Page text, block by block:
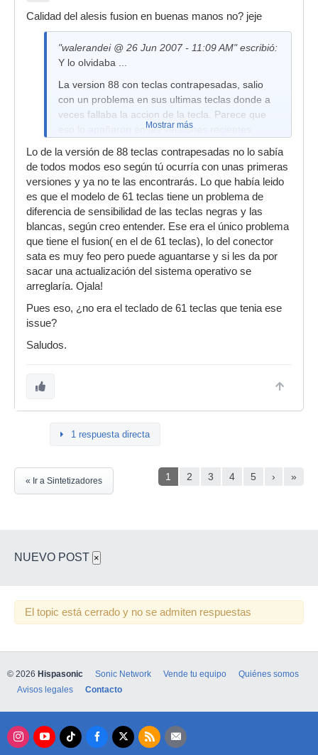
Calidad del alesis fusion en buenas manos no? jeje
"walerandei @ 26 Jun 2007 - 11:09 AM" escribió:
Y lo olvidaba ...
La version 88 con teclas contrapesadas, salio
con un problema en sus ultimas teclas donde a
veces fallaba la accion de la tecla. Parece que
eso lo apañaron en las versiones recientes.
El teclado de la version 61 salio muy bueno, ya
que lo fabrica la gente de FATAR.
Saludos walerianos!
Mostrar más
Lo de la versión de 88 teclas contrapesadas no lo sabía
de todos modos eso según tú ocurría con unas primeras
versiones y ya no te las encontrarás. Lo que había leido
es que el modelo de 61 teclas tiene un problema de
diferencia de sensibilidad de las teclas negras y las
blancas, según creo entender. Ese era el único problema
que tiene el fusion( en el de 61 teclas), lo del conector
sata es muy feo pero puede aguantarse y si les da por
sacar una actualización del sistema operativo se
arreglaría. Ojala!
Pues eso, ¿no era el teclado de 61 teclas que tenia ese
issue?
Saludos.
1 respuesta directa
1 2 3 4 5 › »
« Ir a Sintetizadores
NUEVO POST ×
El topic está cerrado y no se admiten respuestas
© 2026 Hispasonic Sonic Network Vende tu equipo
Quiénes somos
Avisos legales
Contacto